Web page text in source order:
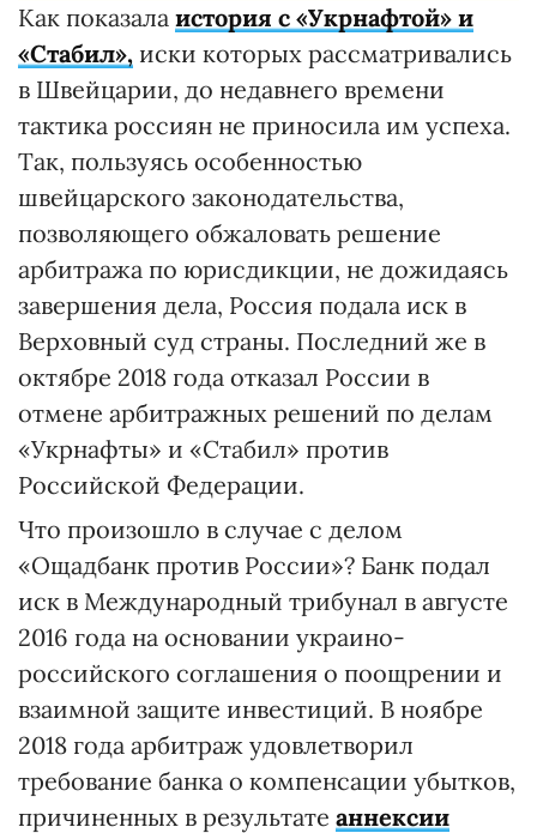
Как показала история с «Укрнафтой» и
«Стабил», иски которых рассматривались
в Швейцарии, до недавнего времени
тактика россиян не приносила им успеха.
Так, пользуясь особенностью
швейцарского законодательства,
позволяющего обжаловать решение
арбитража по юрисдикции, не дожидаясь
завершения дела, Россия подала иск в
Верховный суд страны. Последний же в
октябре 2018 года отказал России в
отмене арбитражных решений по делам
«Укрнафты» и «Стабил» против
Российской Федерации.
Что произошло в случае с делом
«Ощадбанк против России»? Банк подал
иск в Международный трибунал в августе
2016 года на основании украино-
российского соглашения о поощрении и
взаимной защите инвестиций. В ноябре
2018 года арбитраж удовлетворил
требование банка о компенсации убытков,
причиненных в результате аннексии